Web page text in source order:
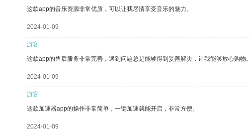
这款app的音乐资源非常优质，可以让我尽情享受音乐的魅力。
2024-01-09
游客
这款app的售后服务非常完善，遇到问题总是能够得到妥善解决，让我能够放心购物。
2024-01-09
游客
这款加速器app的操作非常简单，一键加速就能开启，非常方便。
2024-01-09